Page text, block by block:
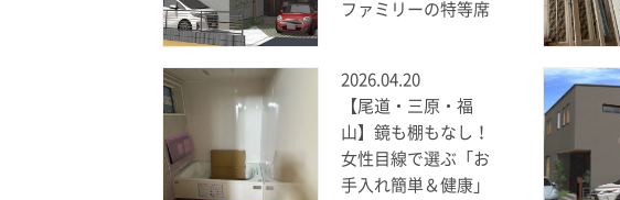
ファミリーの特等席
2026.04.20
【尾道・三原・福
山】鏡も棚もなし！
女性目線で選ぶ「お
手入れ簡単＆健康」